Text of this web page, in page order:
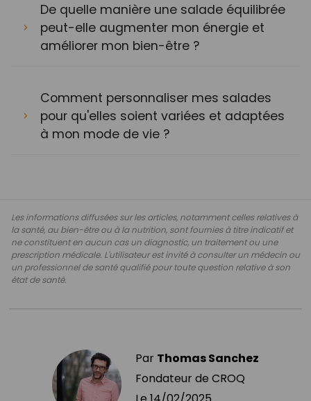
De quelle manière une salade équilibrée
peut-elle augmenter mon énergie et
améliorer mon bien-être ?
Comment personnaliser mes salades
pour qu'elles soient variées et adaptées
à mon mode de vie ?
Les informations diffusées sur les articles, notamment celles relatives à
la santé, au bien-être ou à la nutrition, sont fournies à titre indicatif et
ne constituent en aucun cas un diagnostic, un traitement ou une
prescription médicale. L'utilisateur est invité à consulter un médecin ou
un professionnel de santé qualifié pour toute question relative à son
état de santé.
Par Thomas Sanchez
Fondateur de CROQ